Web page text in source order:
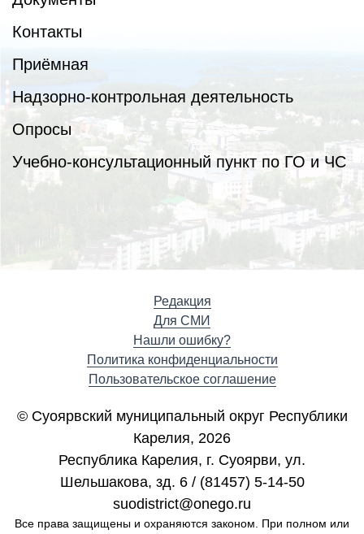
Контакты
Приёмная
Надзорно-контрольная деятельность
Опросы
Учебно-консультационный пункт по ГО и ЧС
Редакция
Для СМИ
Нашли ошибку?
Политика конфиденциальности
Пользовательское соглашение
© Суоярвский муниципальный округ Республики
Карелия, 2026
Республика Карелия, г. Cуоярви, ул.
Шельшакова, зд. 6 / (81457) 5-14-50
suodistrict@onego.ru
Все права защищены и охраняются законом. При полном или